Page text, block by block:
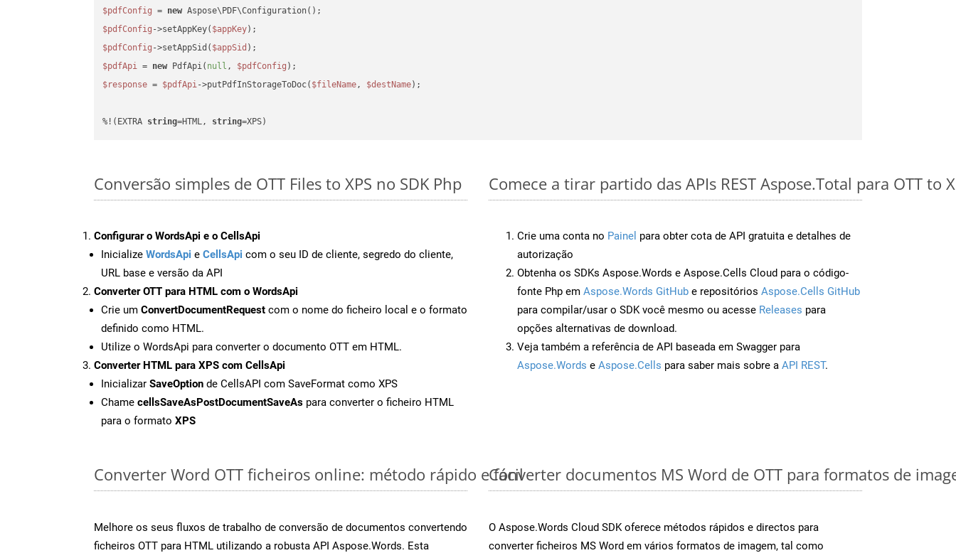
$pdfConfig = new
$pdfConfig ->setAppKey( $appKey
$pdfConfig ->setAppSid( $appSid
$pdfApi = new PdfApi( null , $pdfConfig
$response = $pdfApi->putPdfInStorageToDoc( $fileName, $destName);
%!(EXTRA string=HTML, string=XPS)
Conversão simples de OTT Files to XPS no SDK Php
Configurar o WordsApi e o CellsApi
Inicialize WordsApi e CellsApi com o seu ID de cliente, segredo do cliente,
URL base e versão da API
Converter OTT para HTML com o WordsApi
Crie um ConvertDocumentRequest com o nome do ficheiro local e o formato
definido como HTML.
Utilize o WordsApi para converter o documento OTT em HTML.
Converter HTML para XPS com CellsApi
Inicializar SaveOption de CellsAPI com SaveFormat como XPS
Chame cellsSaveAsPostDocumentSaveAs para converter o ficheiro HTML
para o formato XPS
Comece a tirar partido das APIs REST Aspose.Total para OTT to
Crie uma conta no Painel para obter cota de API gratuita e detalhes de
autorização
Obtenha os SDKs Aspose.Words e Aspose.Cells Cloud para o código-
fonte Php em Aspose.Words GitHub e repositórios Aspose.Cells GitHub
para compilar/usar o SDK você mesmo ou acesse Releases para
opções alternativas de download.
Veja também a referência de API baseada em Swagger para
Aspose.Words e Aspose.Cells para saber mais sobre a API REST.
Converter Word OTT ficheiros online: método rápido e fácil
Melhore os seus fluxos de trabalho de conversão de documentos convertendo
ficheiros OTT para HTML utilizando a robusta API Aspose.Words. Esta
Converter documentos MS Word de OTT para formatos de
O Aspose.Words Cloud SDK oferece métodos rápidos e directos para
converter ficheiros MS Word em vários formatos de imagem, tal como